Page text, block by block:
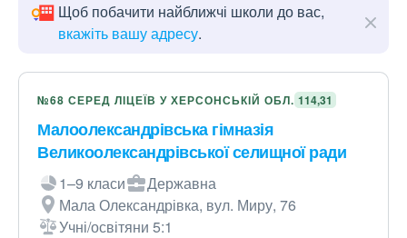
Щоб побачити найближчі школи до вас,
вкажіть вашу адресу.
№68 СЕРЕД ЛІЦЕЇВ У ХЕРСОНСЬКІЙ ОБЛ. 114,31
Малоолександрівська гімназія
Великоолександрівської селищної ради
1–9 класи
Державна
Мала Олександрівка, вул. Миру, 76
Учні/освітяни 5:1